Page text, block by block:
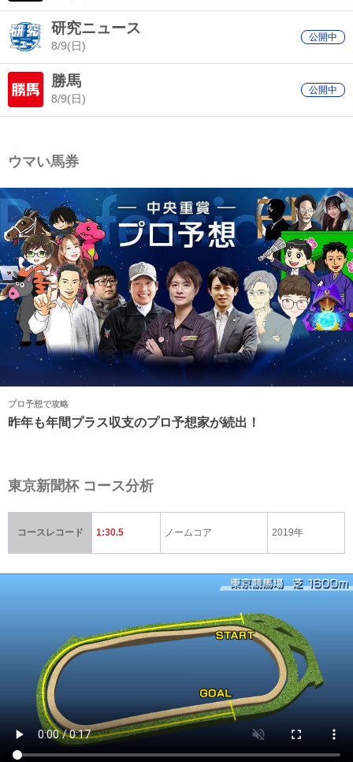
研究ニュース
8/9(日)
公開中
勝馬
8/9(日)
公開中
ウマい馬券
プロ予想で攻略
昨年も年間プラス収支のプロ予想家が続出！
東京新聞杯 コース分析
コースレコード 1:30.5 ノームコア 2019年